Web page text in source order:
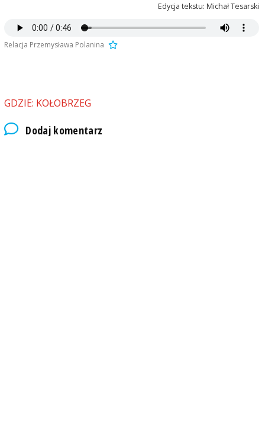
Edycja tekstu: Michał Tesarski
Relacja Przemysława Polanina
GDZIE: KOŁOBRZEG
Dodaj komentarz